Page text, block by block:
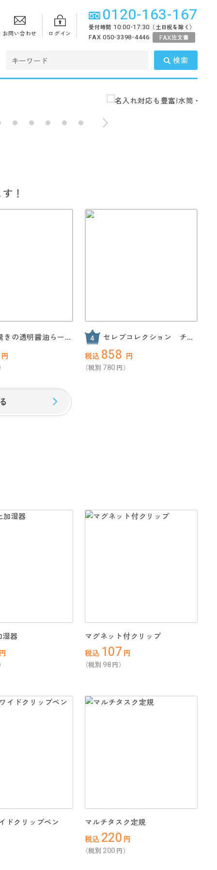
お問い合わせ ログイン
0120-163-167
受付時間 10:00-17:30 （土日祝を除く）
FAX 050-3398-4446 FAX注文書
検索
！
きの透明醤油らーめ
セレブコレクション チョ
コケーキ
税込 858 円
（税別 780 円）
器
マグネット付クリップ
税込 107 円
（税別 98円）
ドクリップペン
マルチタスク定規
税込 220 円
（税別 200 円）